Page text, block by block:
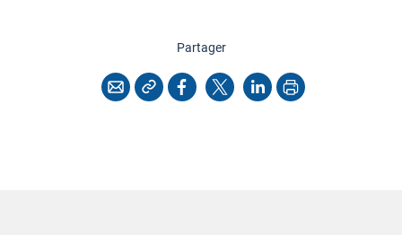
Partagercette page
CourrielCopier l'adresse
Facebook
X LinkedInImprimer